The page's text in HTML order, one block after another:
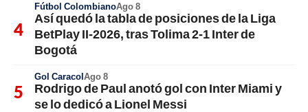
Fútbol ColombianoAgo 8
Así quedó la tabla de posiciones de la Liga
BetPlay II-2026, tras Tolima 2-1 Inter de
Bogotá
Gol CaracolAgo 8
Rodrigo de Paul anotó gol con Inter Miami y
se lo dedicó a Lionel Messi